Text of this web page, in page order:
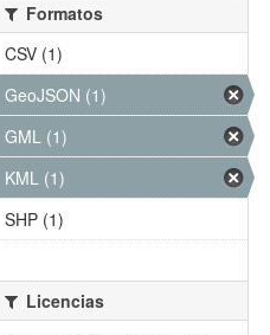
Formatos
CSV (1)
GeoJSON (1)
GML (1)
KML (1)
SHP (1)
Licencias